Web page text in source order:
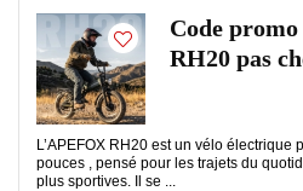
Code
RH20 pas
L’APEFOX RH20 est un vélo électrique
pouces , pensé pour les trajets du
plus sportives. Il se ...